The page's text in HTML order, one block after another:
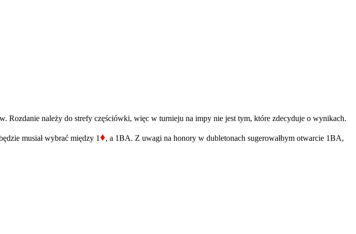
należy do strefy częściówki, więc w turnieju na impy nie jest tym, które zdecyduje o wynikach.
musiał wybrać między 1♦, a 1BA. Z uwagi na honory w dubletonach sugerowałbym otwarcie 1BA,